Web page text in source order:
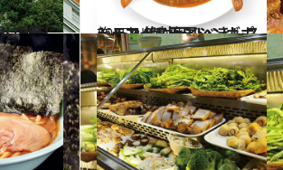
2015.1.21
シーフード天国シンガポールで 絶対行くべきレストランベスト3！
旅＆お出かけ